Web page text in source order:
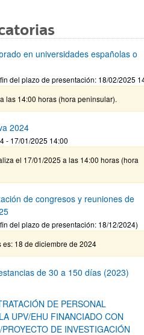
en universidades españolas o
del plazo de presentación: 18/02/2025
las 14:00 horas (hora peninsular).
2024
- 17/01/2025 14:00
el 17/01/2025 a las 14:00 horas (hora
de congresos y reuniones de
del plazo de presentación: 18/12/2024)
18 de diciembre de 2024
de 30 a 150 días (2023)
DE PERSONAL
UPV/EHU FINANCIADO CON
DE INVESTIGACIÓN